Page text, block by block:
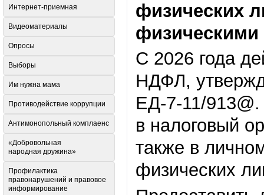
физических
физическими
С 2026 года
НДФЛ,
ЕД-7-11/
в налоговый
также в
физических
Интернет-приемная
Видеоматериалы
Опросы
Выборы
Им нужна мама
Противодействие коррупции
Антимонопольный комплаенс
«Добровольная
народная дружина»
Профилактика
правонарушений и правовое
информирование